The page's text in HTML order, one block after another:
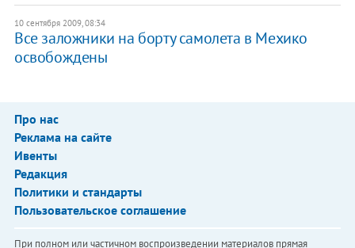
10 сентября 2009, 08:34
Все заложники на борту самолета в Мехико
освобождены
Про нас
Реклама на сайте
Ивенты
Редакция
Политики и стандарты
Пользовательское соглашение
При полном или частичном воспроизведении материалов прямая